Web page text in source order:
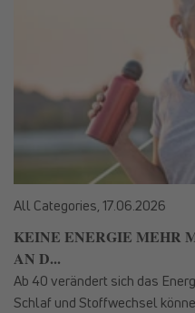
All Categories, 17.06.2026
KEINE ENERGIE MEHR
AN D...
Ab 40 verändert sich das
Schlaf und Stoffwechsel